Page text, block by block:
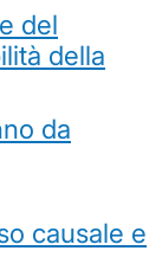
del
della
da
causale e